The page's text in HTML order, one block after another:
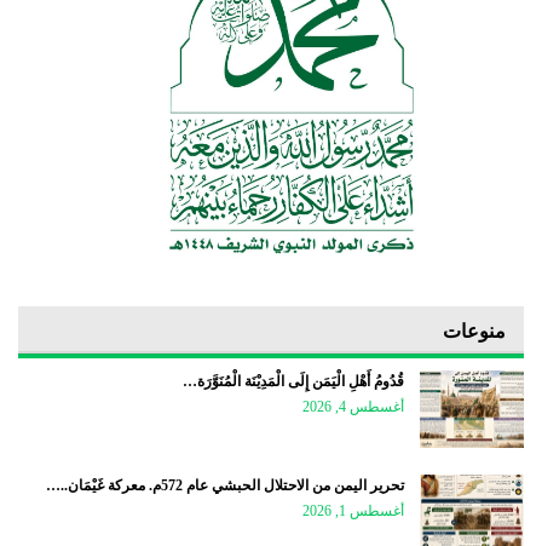
منوعات
قُدُومُ أَهْلِ الْيَمَن إِلَى الْمَدِيْنَة الْمُنَوَّرَة…
أغسطس 4, 2026
تحرير اليمن من الاحتلال الحبشي عام 572م. معركة غَيْمَان..…
أغسطس 1, 2026